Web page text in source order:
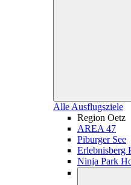
Alle Ausflugsziele
Region Oetz
AREA 47
Piburger See
Erlebnisberg
Ninja Park